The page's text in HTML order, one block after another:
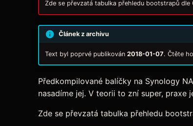
Zde se převzatá tabulka přehledu bootstrapů
Článek z archivu
Text byl poprvé publikován 2018-01-07. Čtěte
Předkompilované balíčky na Synology
nasadíme jej. V teorii to zní super, praxe
Zde se převzatá tabulka přehledu